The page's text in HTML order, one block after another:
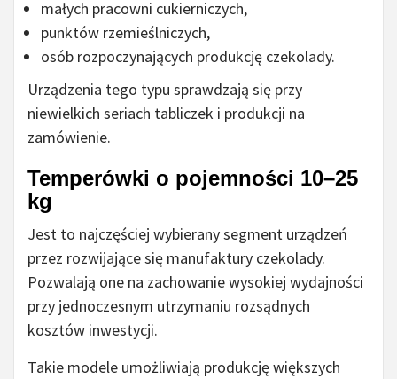
małych pracowni cukierniczych,
punktów rzemieślniczych,
osób rozpoczynających produkcję czekolady.
Urządzenia tego typu sprawdzają się przy
niewielkich seriach tabliczek i produkcji na
zamówienie.
Temperówki o pojemności 10–25
kg
Jest to najczęściej wybierany segment urządzeń
przez rozwijające się manufaktury czekolady.
Pozwalają one na zachowanie wysokiej wydajności
przy jednoczesnym utrzymaniu rozsądnych
kosztów inwestycji.
Takie modele umożliwiają produkcję większych